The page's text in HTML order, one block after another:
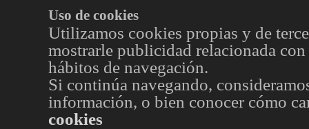
Uso de cookies
Utilizamos cookies propias y de
mostrarle publicidad relacionada
hábitos de navegación.
Si continúa navegando,
información, o bien conocer cómo
cookies